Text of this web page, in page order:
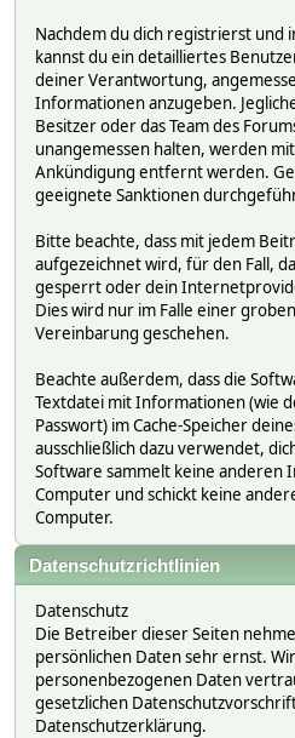
Nachdem du dich registrierst und
kannst du ein detailliertes
deiner Verantwortung,
Informationen anzugeben.
Besitzer oder das Team des
unangemessen halten, werden
Ankündigung entfernt werden.
geeignete Sanktionen
Bitte beachte, dass mit jedem
aufgezeichnet wird, für den Fall,
gesperrt oder dein
Dies wird nur im Falle einer
Vereinbarung geschehen.
Beachte außerdem, dass die
Textdatei mit Informationen (wie
Passwort) im Cache-Speicher
ausschließlich dazu verwendet,
Software sammelt keine anderen
Computer und schickt keine
Computer.
Datenschutzrichtlinien
Datenschutz
Die Betreiber dieser Seiten
persönlichen Daten sehr ernst.
personenbezogenen Daten
gesetzlichen
Datenschutzerklärung.